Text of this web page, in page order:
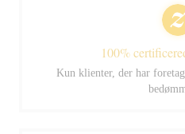
100%
Kun klienter, der har